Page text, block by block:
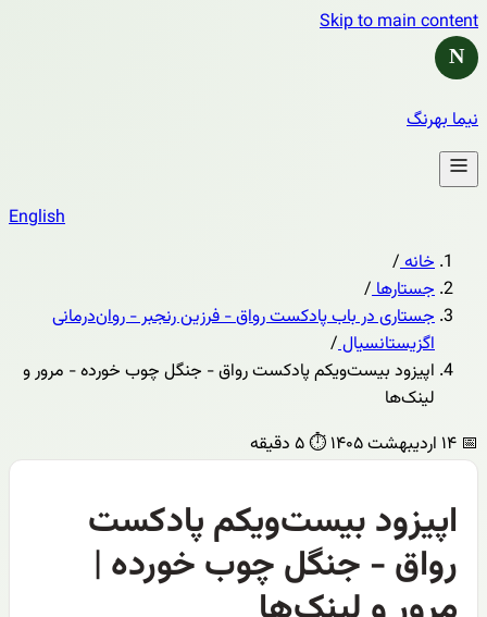
Skip to main content
N
نیما بهرنگ
English
خانه/
جستارها/
جستاری در باب پادکست رواق - فرزین رنجبر - روان‌درمانی
اگزیستانسیال/
اپیزود بیست‌ویکم پادکست رواق - جنگل چوب خورده - مرور و
لینک‌ها
📅
⏱️
اپیزود بیست‌ویکم پادکست
رواق - جنگل چوب خورده |